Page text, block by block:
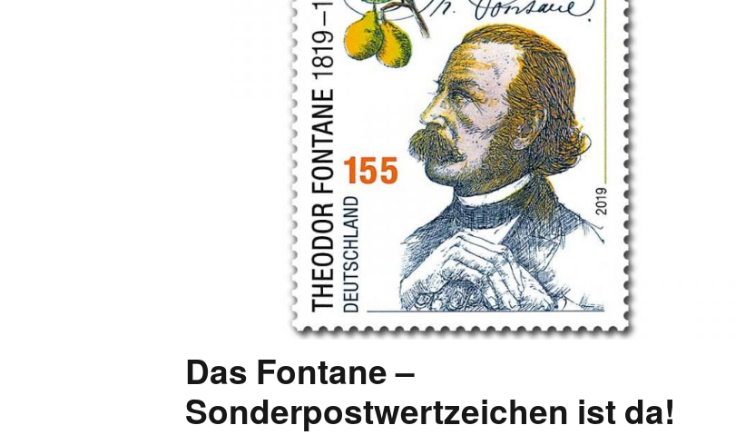
FONTANE-
FORSCHER*INNEN
FONTANE-INSTITUTIONEN
FONTANE-
LEBENSSTATIONEN
FONTANE-ORTE
FONTANE-PROJEKTE
Das Fontane –
Sonderpostwertzeichen ist da!